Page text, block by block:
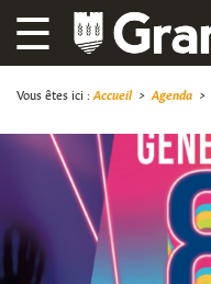
☰
Vous êtes ici : Accueil> Agenda >